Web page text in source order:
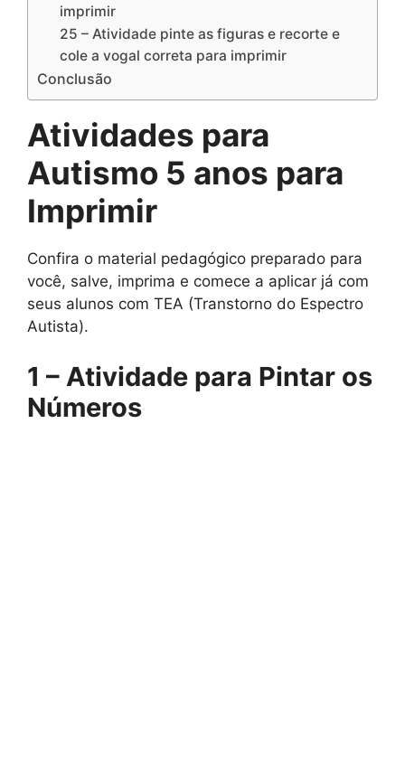
imprimir
25 – Atividade pinte as figuras e recorte e
cole a vogal correta para imprimir
Conclusão
Atividades para
Autismo 5 anos para
Imprimir
Confira o material pedagógico preparado para
você, salve, imprima e comece a aplicar já com
seus alunos com TEA (Transtorno do Espectro
Autista).
1 – Atividade para Pintar os
Números